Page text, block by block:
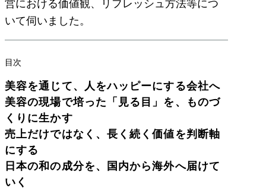
営における価値観、リフレッシュ方法等につ
いて伺いました。
目次
美容を通じて、人をハッピーにする会社へ
美容の現場で培った「見る目」を、ものづ
くりに生かす
売上だけではなく、長く続く価値を判断軸
にする
日本の和の成分を、国内から海外へ届けて
いく